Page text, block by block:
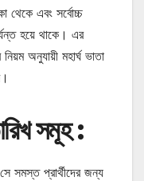
থেকে এবং সর্বোচ্চ
হয়ে থাকে। এর
অনুযায়ী মহার্ঘ ভাতা
সমূহ :
সমস্ত প্রার্থীদের জন্য